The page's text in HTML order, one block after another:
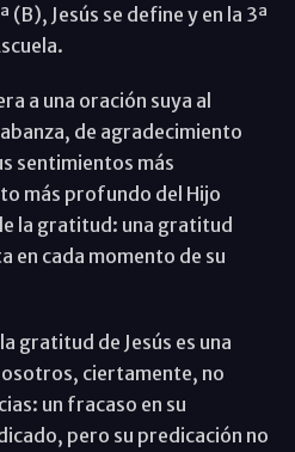
(B), Jesús se define y en la 3ª
a una oración suya al
de agradecimiento
sentimientos más
más profundo del Hijo
la gratitud: una gratitud
en cada momento de su
gratitud de Jesús es una
ciertamente, no
un fracaso en su
pero su predicación no